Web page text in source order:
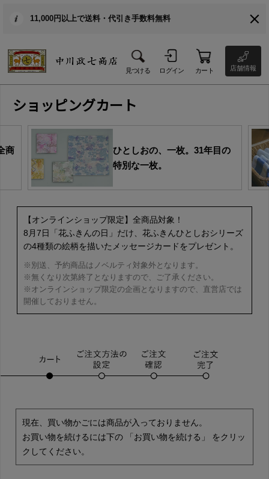
11,000円以上で送料・代引き手数料無料
見つける ログイン カート 店舗情報
ショッピングカート
商
ひとしおの、一枚。31年目の
特別な一枚。
【オンラインショップ限定】全商品対象！
8月7日「花ふきんの日」だけ、花ふきんひとしおシリーズ
の4種類の絵柄を描いたメッセージカードをプレゼント。
※別送、予約商品はノベルティ対象外となります。
※無くなり次第終了となりますので、ご了承ください。
※オンラインショップ限定の企画となりますので、直営店では
開催しておりません。
現在、買い物かごには商品が入っておりません。
お買い物を続けるには下の 「お買い物を続ける」 をクリッ
クしてください。